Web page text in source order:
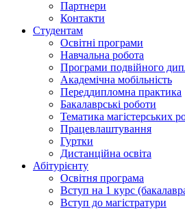
Партнери
Контакти
Студентам
Освітні програми
Навчальна робота
Програми подвійного
Академічна мобільність
Переддипломна практика
Бакалаврські роботи
Тематика магістерських
Працевлаштування
Гуртки
Дистанційна освіта
Абітурієнту
Освітня програма
Вступ на 1 курс
Вступ до магістратури